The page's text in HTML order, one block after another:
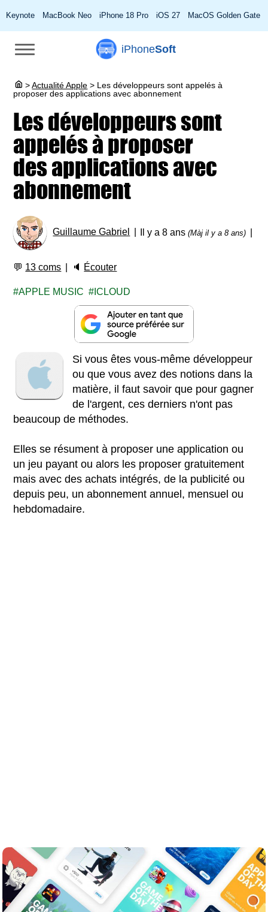
Keynote MacBook Neo iPhone 18 Pro iOS 27 MacOS Golden Gate
iPhoneSoft
> Actualité Apple > Les développeurs sont appelés à
proposer des applications avec abonnement
Les développeurs sont
appelés à proposer
des applications avec
abonnement
Guillaume Gabriel Il y a 8 ans(Màj il y a 8 ans)
💬 13 coms 🔈 Écouter
APPLE MUSIC ICLOUD
Si vous êtes vous-même développeur
ou que vous avez des notions dans la
matière, il faut savoir que pour gagner
de l'argent, ces derniers n'ont pas
beaucoup de méthodes.
Elles se résument à proposer une application ou
un jeu payant ou alors les proposer gratuitement
mais avec des achats intégrés, de la publicité ou
depuis peu, un abonnement annuel, mensuel ou
hebdomadaire.